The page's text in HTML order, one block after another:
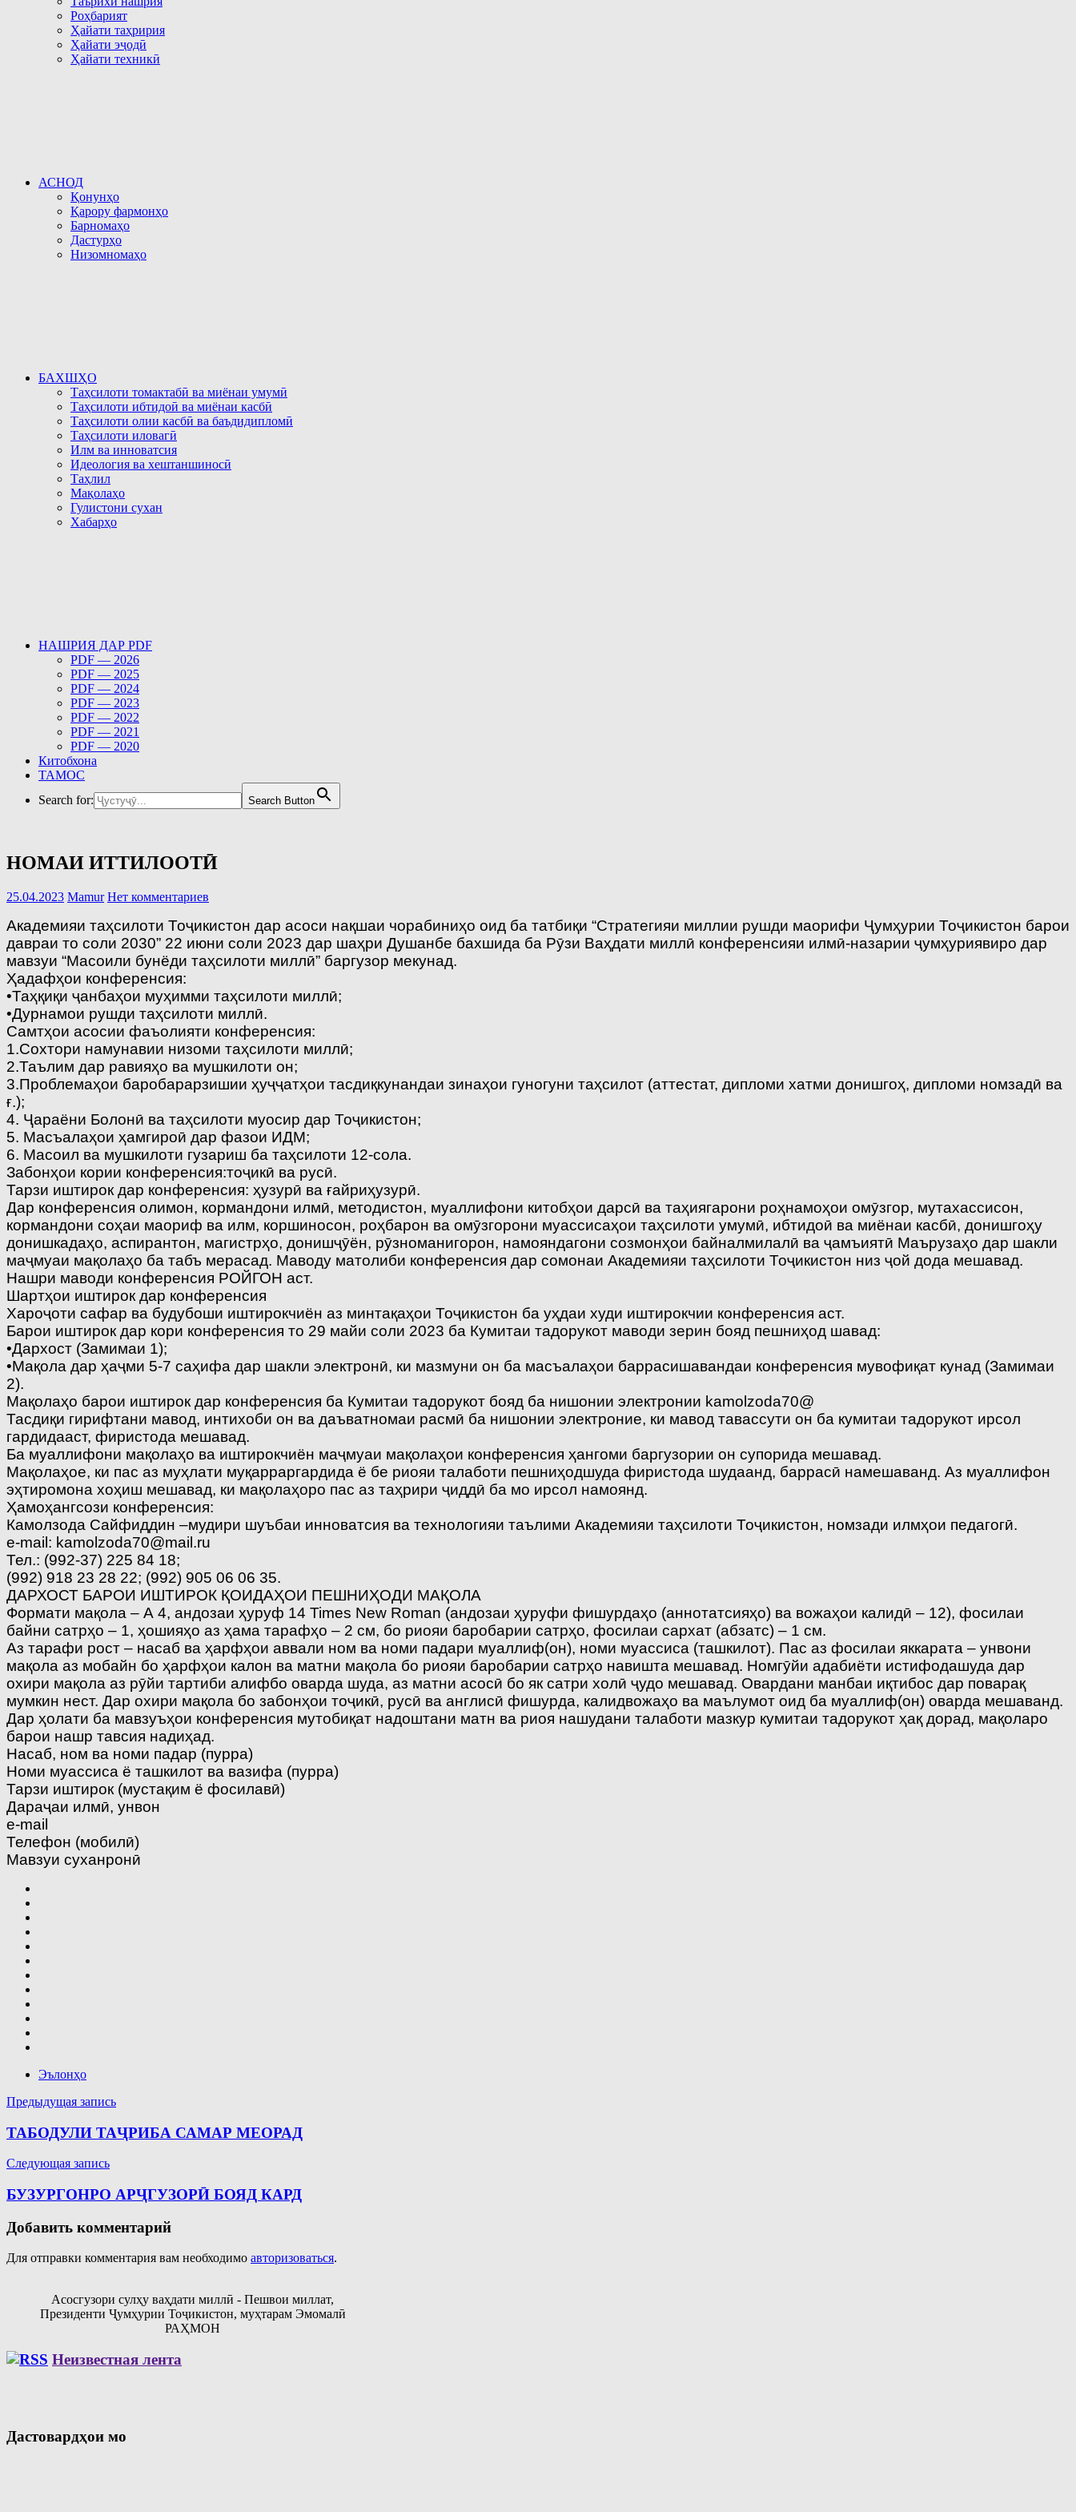
Роҳбарият
Ҳайати таҳририя
Ҳайати эҷодӣ
Ҳайати техникӣ
АСНОД
Қонунҳо
Қарору фармонҳо
Барномаҳо
Дастурҳо
Низомномаҳо
БАХШҲО
Таҳсилоти томактабӣ ва миёнаи умумӣ
Таҳсилоти ибтидоӣ ва миёнаи касбӣ
Таҳсилоти олии касбӣ ва баъдидипломӣ
Таҳсилоти иловагӣ
Илм ва инноватсия
Идеология ва хештаншиносӣ
Таҳлил
Мақолаҳо
Гулистони сухан
Хабарҳо
НАШРИЯ ДАР PDF
PDF — 2026
PDF — 2025
PDF — 2024
PDF — 2023
PDF — 2022
PDF — 2021
PDF — 2020
Китобхона
ТАМОС
Search for:
Search Button
НОМАИ ИТТИЛООТӢ
25.04.2023 Mamur Нет комментариев
Академияи таҳсилоти Тоҷикистон дар асоси нақшаи чорабиниҳо оид ба татбиқи “Стратегияи миллии рушди маорифи Ҷумҳурии Тоҷикистон барои
давраи то соли 2030” 22 июни соли 2023 дар шаҳри Душанбе бахшида ба Рӯзи Ваҳдати миллӣ конференсияи илмӣ-назарии ҷумҳуриявиро дар
мавзуи “Масоили бунёди таҳсилоти миллӣ” баргузор мекунад.
Ҳадафҳои конференсия:
•Таҳқиқи ҷанбаҳои муҳимми таҳсилоти миллӣ;
•Дурнамои рушди таҳсилоти миллӣ.
Самтҳои асосии фаъолияти конференсия:
1.Сохтори намунавии низоми таҳсилоти миллӣ;
2.Таълим дар равияҳо ва мушкилоти он;
3.Проблемаҳои баробарарзишии ҳуҷҷатҳои тасдиқкунандаи зинаҳои гуногуни таҳсилот (аттестат, дипломи хатми донишгоҳ, дипломи номзадӣ ва
ғ.);
4. Ҷараёни Болонӣ ва таҳсилоти муосир дар Тоҷикистон;
5. Масъалаҳои ҳамгироӣ дар фазои ИДМ;
6. Масоил ва мушкилоти гузариш ба таҳсилоти 12-сола.
Забонҳои кории конференсия:тоҷикӣ ва русӣ.
Тарзи иштирок дар конференсия: ҳузурӣ ва ғайриҳузурӣ.
Дар конференсия олимон, кормандони илмӣ, методистон, муаллифони китобҳои дарсӣ ва таҳиягарони роҳнамоҳои омӯзгор, мутахассисон,
кормандони соҳаи маориф ва илм, коршиносон, роҳбарон ва омӯзгорони муассисаҳои таҳсилоти умумӣ, ибтидоӣ ва миёнаи касбӣ, донишгоҳу
донишкадаҳо, аспирантон, магистрҳо, донишҷӯён, рӯзноманигорон, намояндагони созмонҳои байналмилалӣ ва ҷамъиятӣ Маърузаҳо дар шакли
маҷмуаи мақолаҳо ба табъ мерасад. Маводу матолиби конференсия дар сомонаи Академияи таҳсилоти Тоҷикистон низ ҷой дода мешавад.
Нашри маводи конференсия РОЙГОН аст.
Шартҳои иштирок дар конференсия
Хароҷоти сафар ва будубоши иштирокчиён аз минтақаҳои Тоҷикистон ба уҳдаи худи иштирокчии конференсия аст.
Барои иштирок дар кори конференсия то 29 майи соли 2023 ба Кумитаи тадорукот маводи зерин бояд пешниҳод шавад:
•Дархост (Замимаи 1);
•Мақола дар ҳаҷми 5-7 саҳифа дар шакли электронӣ, ки мазмуни он ба масъалаҳои баррасишавандаи конференсия мувофиқат кунад (Замимаи
2).
Мақолаҳо барои иштирок дар конференсия ба Кумитаи тадорукот бояд ба нишонии электронии kamolzoda70@
Тасдиқи гирифтани мавод, интихоби он ва даъватномаи расмӣ ба нишонии электроние, ки мавод тавассути он ба кумитаи тадорукот ирсол
гардидааст, фиристода мешавад.
Ба муаллифони мақолаҳо ва иштирокчиён маҷмуаи мақолаҳои конференсия ҳангоми баргузории он супорида мешавад.
Мақолаҳое, ки пас аз муҳлати муқарраргардида ё бе риояи талаботи пешниҳодшуда фиристода шудаанд, баррасӣ намешаванд. Аз муаллифон
эҳтиромона хоҳиш мешавад, ки мақолаҳоро пас аз таҳрири ҷиддӣ ба мо ирсол намоянд.
Ҳамоҳангсози конференсия:
Камолзода Сайфиддин –мудири шуъбаи инноватсия ва технологияи таълими Академияи таҳсилоти Тоҷикистон, номзади илмҳои педагогӣ.
е-mail: kamolzoda70@mail.ru
Тел.: (992-37) 225 84 18;
(992) 918 23 28 22; (992) 905 06 06 35.
ДАРХОСТ БАРОИ ИШТИРОК ҚОИДАҲОИ ПЕШНИҲОДИ МАҚОЛА
Формати мақола – А 4, андозаи ҳуруф 14 Times New Roman (андозаи ҳуруфи фишурдаҳо (аннотатсияҳо) ва вожаҳои калидӣ – 12), фосилаи
байни сатрҳо – 1, ҳошияҳо аз ҳама тарафҳо – 2 см, бо риояи баробарии сатрҳо, фосилаи сархат (абзатс) – 1 cм.
Аз тарафи рост – насаб ва ҳарфҳои аввали ном ва номи падари муаллиф(он), номи муассиса (ташкилот). Пас аз фосилаи яккарата – унвони
мақола аз мобайн бо ҳарфҳои калон ва матни мақола бо риояи баробарии сатрҳо навишта мешавад. Номгӯйи адабиёти истифодашуда дар
охири мақола аз рӯйи тартиби алифбо оварда шуда, аз матни асосӣ бо як сатри холӣ ҷудо мешавад. Овардани манбаи иқтибос дар поварақ
мумкин нест. Дар охири мақола бо забонҳои тоҷикӣ, русӣ ва англисӣ фишурда, калидвожаҳо ва маълумот оид ба муаллиф(он) оварда мешаванд.
Дар ҳолати ба мавзуъҳои конференсия мутобиқат надоштани матн ва риоя нашудани талаботи мазкур кумитаи тадорукот ҳақ дорад, мақоларо
барои нашр тавсия надиҳад.
Насаб, ном ва номи падар (пурра)
Номи муассиса ё ташкилот ва вазифа (пурра)
Тарзи иштирок (мустақим ё фосилавӣ)
Дараҷаи илмӣ, унвон
e-mail
Телефон (мобилӣ)
Мавзуи суханронӣ
Эълонҳо
Навигация
по
записям
Предыдущая запись
ТАБОДУЛИ ТАҶРИБА САМАР МЕОРАД
Следующая запись
БУЗУРГОНРО АРҶГУЗОРӢ БОЯД КАРД
Добавить комментарий
Для отправки комментария вам необходимо авторизоваться.
Асосгузори сулҳу ваҳдати миллӣ - Пешвои миллат,
Президенти Ҷумҳурии Тоҷикистон, муҳтарам Эмомалӣ
РАҲМОН
Неизвестная лента
Дастовардҳои мо